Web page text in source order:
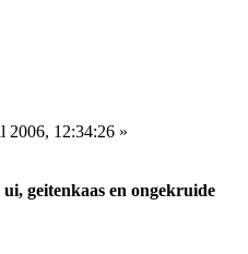
2006, 12:34:26 »
geitenkaas en ongekruide